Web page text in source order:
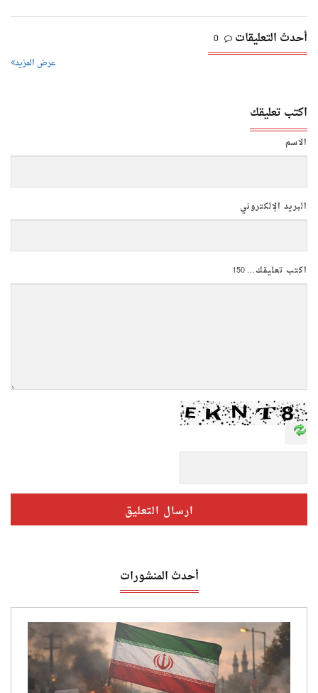
أحدث التعليقات 0
عرض المزيد
اكتب تعليقك
الاسم
البريد الإلكتروني
اكتب تعليقك...150
أحدث المنشورات